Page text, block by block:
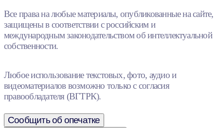
Все права на любые материалы, опубликованные на сайте,
защищены в соответствии с российским и
международным законодательством об интеллектуальной
собственности.
Любое использование текстовых, фото, аудио и
видеоматериалов возможно только с согласия
правообладателя (ВГТРК).
Сообщить об опечатке